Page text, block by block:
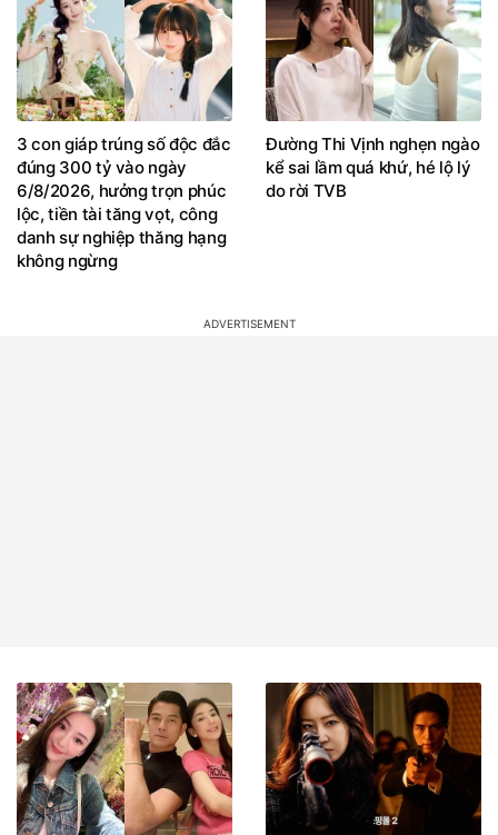
3 con giáp trúng số độc đắc
đúng 300 tỷ vào ngày
6/8/2026, hưởng trọn phúc
lộc, tiền tài tăng vọt, công
danh sự nghiệp thăng hạng
không ngừng
Đường Thi Vịnh nghẹn ngào
kể sai lầm quá khứ, hé lộ lý
do rời TVB